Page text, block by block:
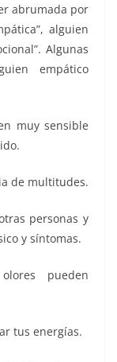
abrumada por
alguien
Algunas
empático
muy sensible
de multitudes.
personas y
y síntomas.
pueden
tus energías.